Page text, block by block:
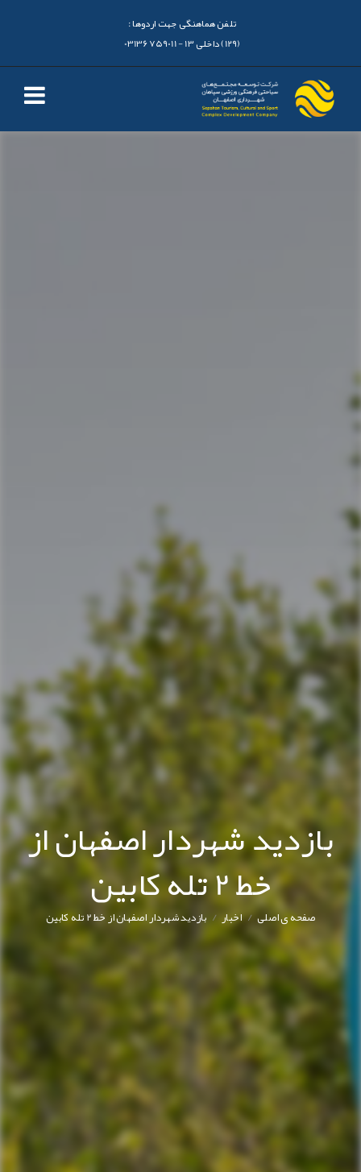
تلفن هماهنگی جهت اردوها :
بازدید شهردار اصفهان از
خط 2 تله کابین
صفحه ی اصلی/اخبار/ بازدید شهردار اصفهان از خط 2 تله کابین